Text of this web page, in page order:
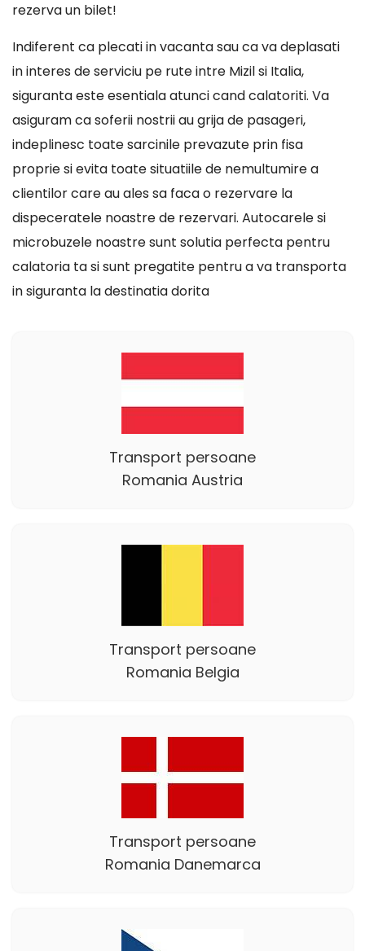
rezerva un bilet!
Indiferent ca plecati in vacanta sau ca va deplasati
in interes de serviciu pe rute intre Mizil si Italia,
siguranta este esentiala atunci cand calatoriti. Va
asiguram ca soferii nostrii au grija de pasageri,
indeplinesc toate sarcinile prevazute prin fisa
proprie si evita toate situatiile de nemultumire a
clientilor care au ales sa faca o rezervare la
dispeceratele noastre de rezervari. Autocarele si
microbuzele noastre sunt solutia perfecta pentru
calatoria ta si sunt pregatite pentru a va transporta
in siguranta la destinatia dorita
Transport persoane
Romania Austria
Transport persoane
Romania Belgia
Transport persoane
Romania Danemarca